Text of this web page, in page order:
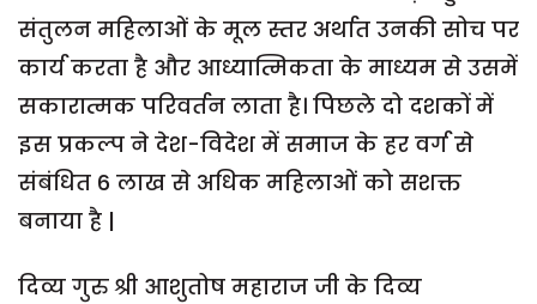
संतुलन महिलाओं के मूल स्तर अर्थात उनकी सोच पर
कार्य करता है और आध्यात्मिकता के माध्यम से उसमें
सकारात्मक परिवर्तन लाता है। पिछले दो दशकों में
इस प्रकल्प ने देश-विदेश में समाज के हर वर्ग से
संबंधित 6 लाख से अधिक महिलाओं को सशक्त
बनाया है |
दिव्य गुरु श्री आशुतोष महाराज जी के दिव्य